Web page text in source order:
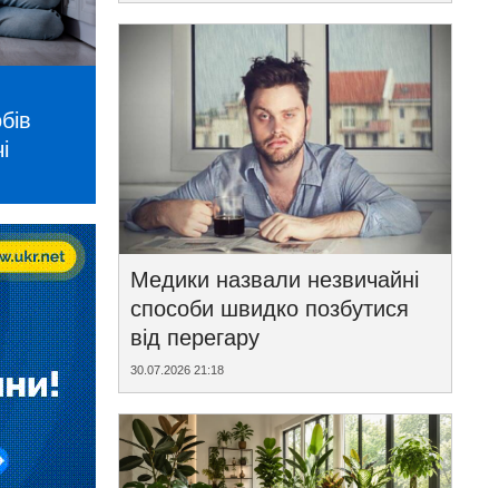
Медики назвали незвичайні
способи швидко позбутися
від перегару
30.07.2026 21:18